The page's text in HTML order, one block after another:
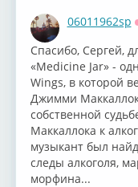
06011962sp
Спасибо, Сергей,
⁣«Medicine Jar» -
Wings, в которой
Джимми
собственной
Маккаллока к
музыкант был
следы алкоголя,
морфина...⁣